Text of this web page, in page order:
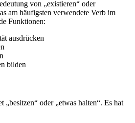
von „existieren“ oder
am häufigsten verwendete Verb im
Funktionen:
ausdrücken
bilden
„besitzen“ oder „etwas halten“. Es hat